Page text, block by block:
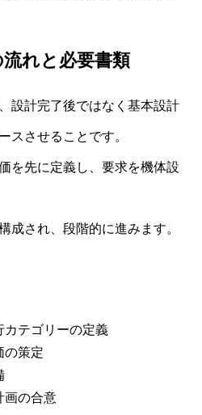
れと必要書類
設計完了後ではなく基本設計
スさせることです。
を先に定義し、要求を機体設
成され、段階的に進みます。
カテゴリーの定義
の策定
画の合意